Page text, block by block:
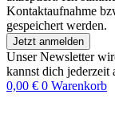
Kontaktaufnahme
gespeichert werden.
Jetzt anmelden
Unser Newsletter
kannst dich jederzeit
0,00 € 0 Warenkorb